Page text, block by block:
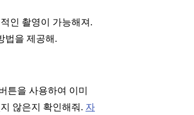
인 촬영이 가능해져.
법을 제공해.
튼을 사용하여 이미
않은지 확인해줘. 자